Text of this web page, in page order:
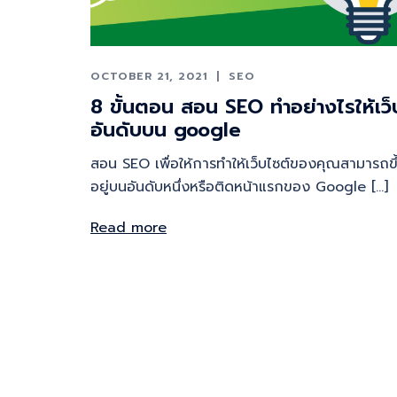
OCTOBER 21, 2021 SEO
8 ขั้นตอน สอน SEO ทําอย่างไรให้เ
อันดับบน google
สอน SEO เพื่อให้การทำให้เว็บไซต์ของคุณสามารถ
อยู่บนอันดับหนึ่งหรือติดหน้าแรกของ Google […]
Read more